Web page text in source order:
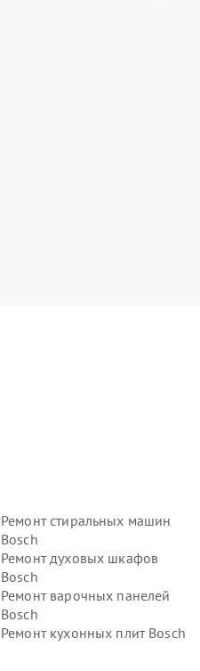
Ремонт стиральных машин
Bosch
Ремонт духовых шкафов
Bosch
Ремонт варочных панелей
Bosch
Ремонт кухонных плит Bosch